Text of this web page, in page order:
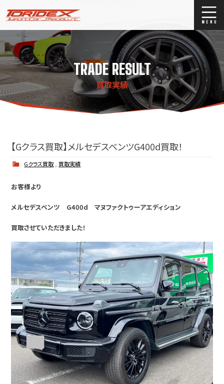
ブログ
Stock list
ストックリスト
買取
TRADE RESULT
買取実績
【Gクラス買取】メルセデスベンツG400d買取！
Gクラス買取 買取実績
お客様より
メルセデスベンツ G400d マヌファクトゥーアエディション
買取させていただきました！